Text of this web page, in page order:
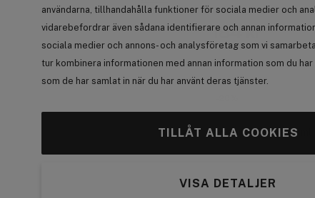
användarna, tillhandahålla funktioner för sociala medier och
vidarebefordrar även sådana identifierare och annan
sociala medier och annons- och analysföretag som vi
tur kombinera informationen med annan information som du
som de har samlat in när du har använt deras tjänster.
TILLÅT ALLA COOKIES
VISA DETALJER
184 kr
Tidigare 230 kr